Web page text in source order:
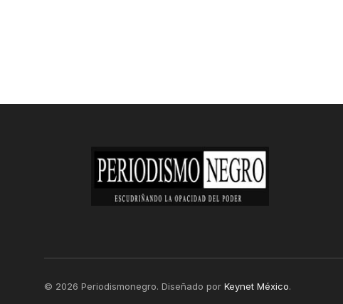
© 2026 Periodismonegro. Diseñado por Keynet México.